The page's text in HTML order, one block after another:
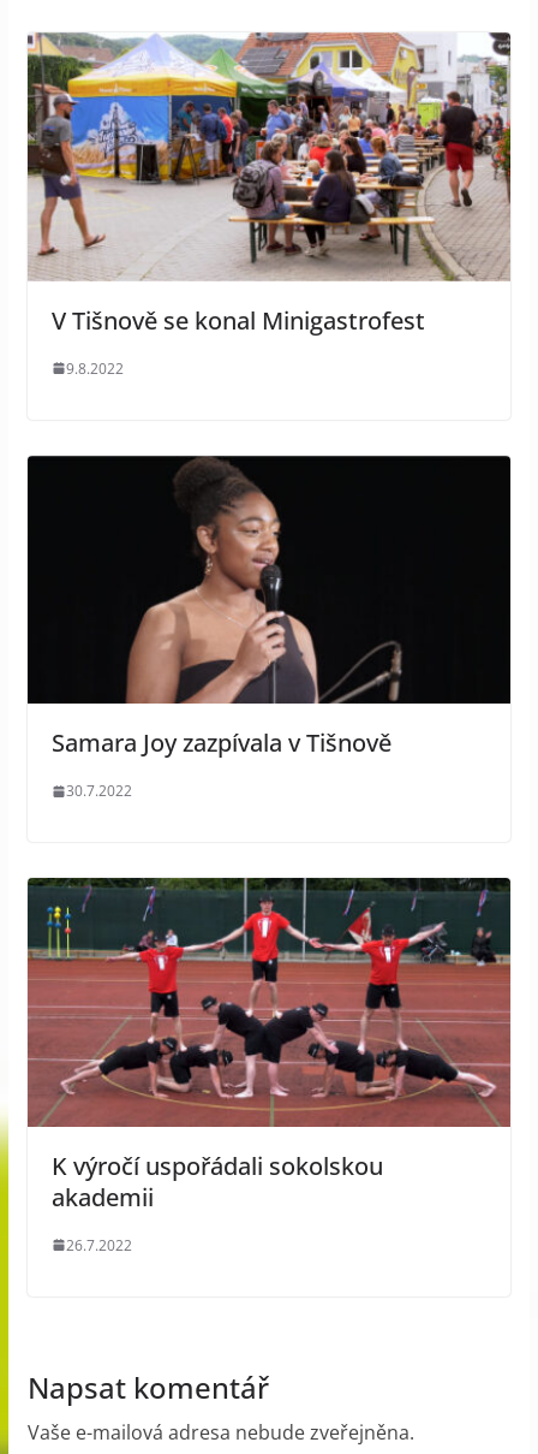
V Tišnově se konal Minigastrofest
9.8.2022
Samara Joy zazpívala v Tišnově
30.7.2022
K výročí uspořádali sokolskou
akademii
26.7.2022
Napsat komentář
Vaše e-mailová adresa nebude zveřejněna.